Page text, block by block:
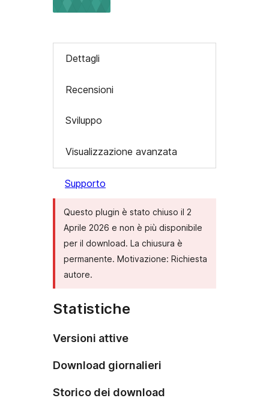
Dettagli
Recensioni
Sviluppo
Visualizzazione avanzata
Supporto
Questo plugin è stato chiuso il 2
Aprile 2026 e non è più disponibile
per il download. La chiusura è
permanente. Motivazione: Richiesta
autore.
Statistiche
Versioni attive
Download giornalieri
Storico dei download